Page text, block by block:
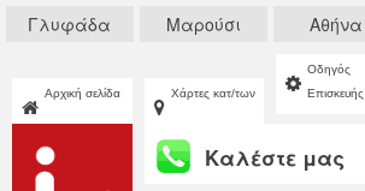
Γλυφάδα Μαρούσι Αθήνα
Αρχική σελίδα Χάρτες κατ/των
Οδηγός
Επισκευής
Καλέστε μας